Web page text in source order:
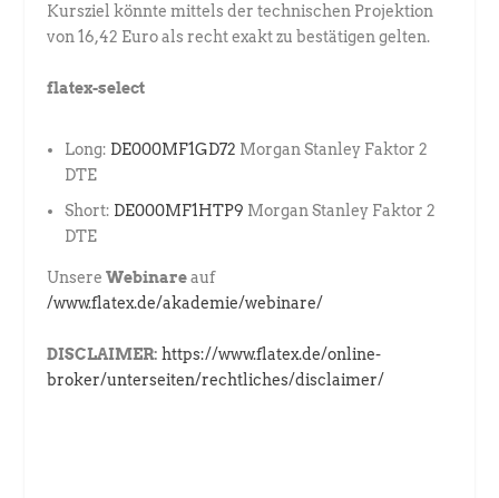
Kursziel könnte mittels der technischen Projektion
von 16,42 Euro als recht exakt zu bestätigen gelten.
flatex-select
Long: DE000MF1GD72 Morgan Stanley Faktor 2
DTE
Short: DE000MF1HTP9 Morgan Stanley Faktor 2
DTE
UnsereWebinareauf
/www.flatex.de/akademie/webinare/
DISCLAIMER: https://www.flatex.de/online-
broker/unterseiten/rechtliches/disclaimer/